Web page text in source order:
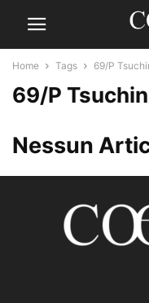
Home Tags 69/P
69/P
Nessun